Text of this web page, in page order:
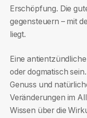
Erschöpfung. Die
gegensteuern – mit
liegt.
Eine
oder dogmatisch
Genuss und
Veränderungen im
Wissen über die